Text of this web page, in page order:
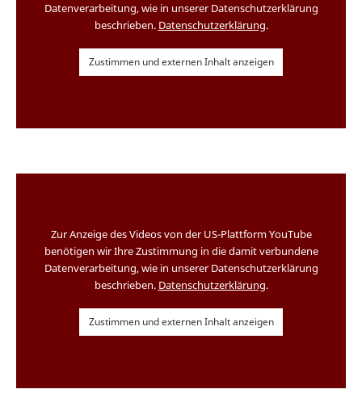
Datenverarbeitung, wie in unserer Datenschutzerklärung
beschrieben. Datenschutzerklärung.
Zustimmen und externen Inhalt anzeigen
Zur Anzeige des Videos von der US-Plattform YouTube
benötigen wir Ihre Zustimmung in die damit verbundene
Datenverarbeitung, wie in unserer Datenschutzerklärung
beschrieben. Datenschutzerklärung.
Zustimmen und externen Inhalt anzeigen